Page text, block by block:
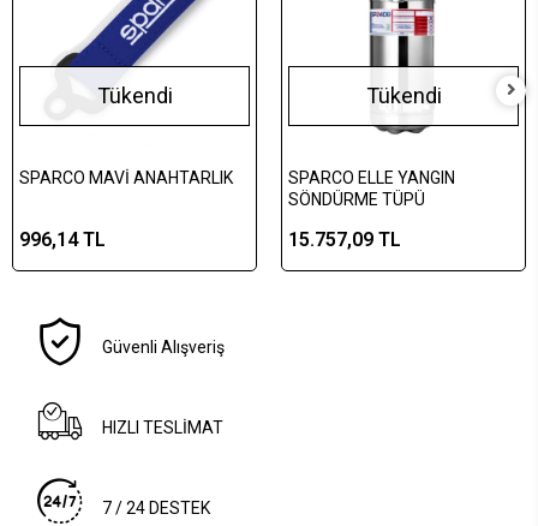
Tükendi
SPARCO MAVİ ANAHTARLIK
996,14 TL
Tükendi
SPARCO ELLE YANGIN
SÖNDÜRME TÜPÜ
15.757,09 TL
Güvenli Alışveriş
HIZLI TESLİMAT
7 / 24 DESTEK